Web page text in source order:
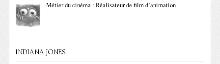
Métier du cinéma : Réalisateur de film d’animation
INDIANA JONES